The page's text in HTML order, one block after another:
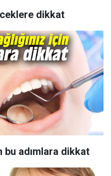
dikkat
bu adımlara dikkat